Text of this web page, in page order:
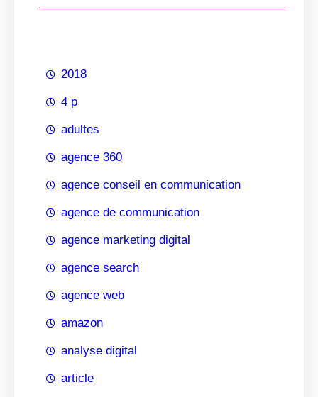
2018
4 p
adultes
agence 360
agence conseil en communication
agence de communication
agence marketing digital
agence search
agence web
amazon
analyse digital
article